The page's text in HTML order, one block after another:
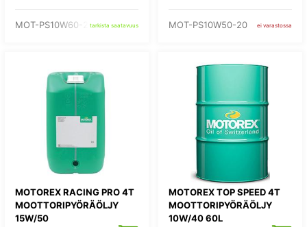
MOT-PS10W60-200tarkista saatavuus MOT-PS10W50-20 ei varastossa
MOTOREX RACING PRO 4T
MOOTTORIPYÖRÄÖLJY
15W/50
MOTOREX TOP SPEED 4T
MOOTTORIPYÖRÄÖLJY
10W/40 60L